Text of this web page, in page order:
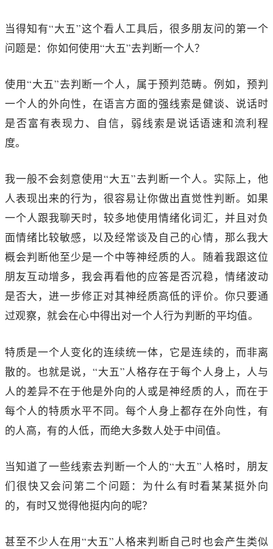
当得知有“大五”这个看人工具后，很多朋友问的第一个
问题是：你如何使用“大五”去判断一个人？
使用“大五”去判断一个人，属于预判范畴。例如，预判
一个人的外向性，在语言方面的强线索是健谈、说话时
是否富有表现力、自信，弱线索是说话语速和流利程
度。
我一般不会刻意使用“大五”去判断一个人。实际上，他
人表现出来的行为，很容易让你做出直觉性判断。如果
一个人跟我聊天时，较多地使用情绪化词汇，并且对负
面情绪比较敏感，以及经常谈及自己的心情，那么我大
概会判断他至少是一个中等神经质的人。随着我跟这位
朋友互动增多，我会再看他的应答是否沉稳，情绪波动
是否大，进一步修正对其神经质高低的评价。你只要通
过观察，就会在心中得出对一个人行为判断的平均值。
特质是一个人变化的连续统一体，它是连续的，而非离
散的。也就是说，“大五”人格存在于每个人身上，人与
人的差异不在于他是外向的人或是神经质的人，而在于
每个人的特质水平不同。每个人身上都存在外向性，有
的人高，有的人低，而绝大多数人处于中间值。
当知道了一些线索去判断一个人的“大五”人格时，朋友
们很快又会问第二个问题：为什么有时看某某挺外向
的，有时又觉得他挺内向的呢？
甚至不少人在用“大五”人格来判断自己时也会产生类似